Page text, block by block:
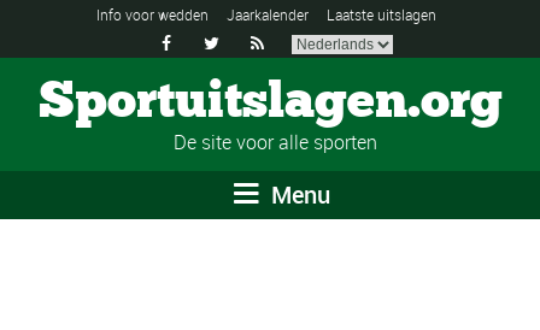
Info voor wedden Jaarkalender Laatste uitslagen
  
Sportuitslagen.org
De site voor alle sporten
Menu